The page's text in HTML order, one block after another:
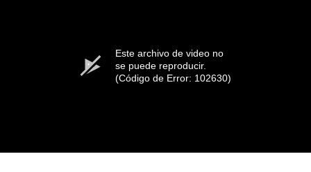
Este archivo de video no
se puede reproducir.
(Código de Error: 102630)